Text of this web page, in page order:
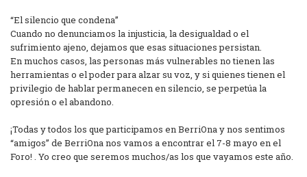
“El silencio que condena”
Cuando no denunciamos la injusticia, la desigualdad o el
sufrimiento ajeno, dejamos que esas situaciones persistan.
En muchos casos, las personas más vulnerables no tienen las
herramientas o el poder para alzar su voz, y si quienes tienen el
privilegio de hablar permanecen en silencio, se perpetúa la
opresión o el abandono.
¡Todas y todos los que participamos en BerriOna y nos sentimos
“amigos” de BerriOna nos vamos a encontrar el 7-8 mayo en el
Foro! . Yo creo que seremos muchos/as los que vayamos este año.